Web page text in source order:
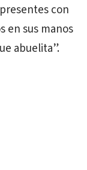
con
en sus manos
abuelita”.